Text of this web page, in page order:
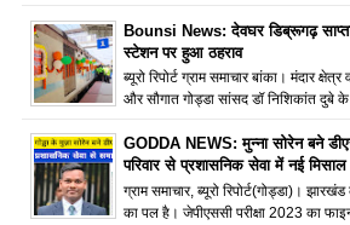
Bounsi News: देवघर डिब्रूगढ़
स्टेशन पर हुआ ठहराव
ब्यूरो रिपोर्ट ग्राम समाचार बांका। मंदार
और सौगात गोड्डा सांसद डॉ निशिकांत दुबे के
GODDA NEWS: मुन्ना सोरेन बने
परिवार से प्रशासनिक सेवा में नई मिसाल
ग्राम समाचार, ब्यूरो रिपोर्ट(गोड्डा)।
का पल है। जेपीएससी परीक्षा 2023 का